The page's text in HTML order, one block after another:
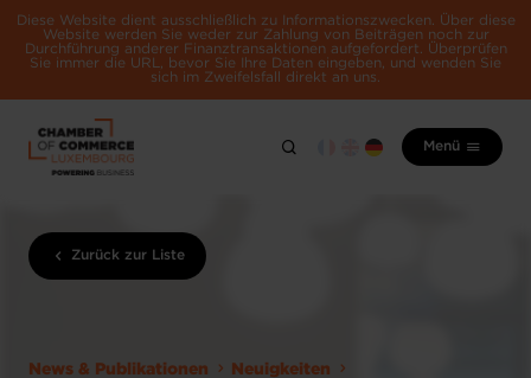
Diese Website dient ausschließlich zu Informationszwecken. Über diese
Website werden Sie weder zur Zahlung von Beiträgen noch zur
Durchführung anderer Finanztransaktionen aufgefordert. Überprüfen
Sie immer die URL, bevor Sie Ihre Daten eingeben, und wenden Sie
sich im Zweifelsfall direkt an uns.
Menü
Zurück zur Liste
News & Publikationen
Neuigkeiten